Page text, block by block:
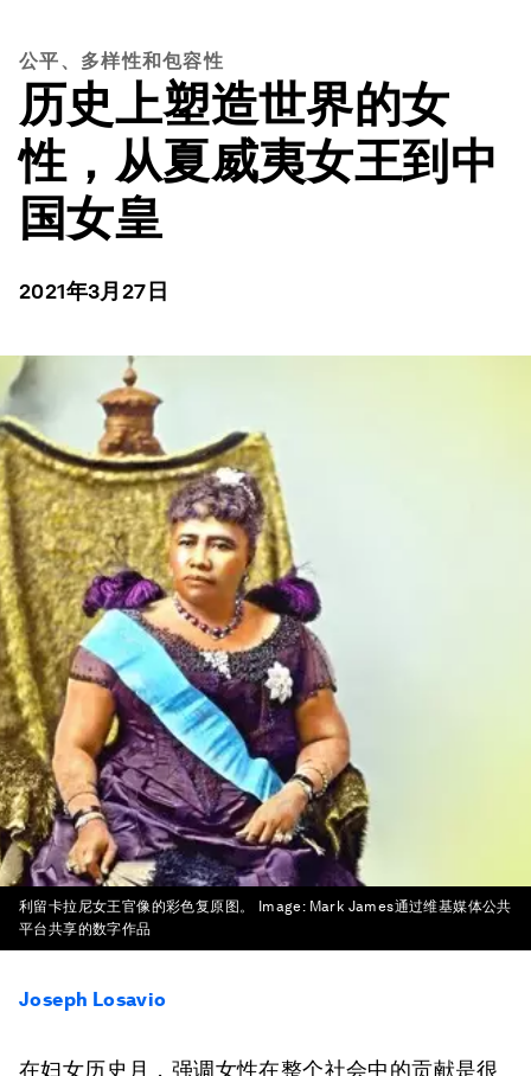
公平、多样性和包容性
历史上塑造世界的女
性，从夏威夷女王到中
国女皇
2021年3月27日
利留卡拉尼女王官像的彩色复原图。 Image: Mark James通过维基媒体公共
平台共享的数字作品
Joseph Losavio
在妇女历史月，强调女性在整个社会中的贡献是很